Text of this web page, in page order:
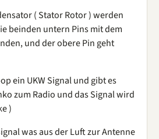
( Stator Rotor ) werden
beinden untern Pins mit dem
und der obere Pin geht
ein UKW Signal und gibt es
zum Radio und das Signal wird
)
was aus der Luft zur Antenne